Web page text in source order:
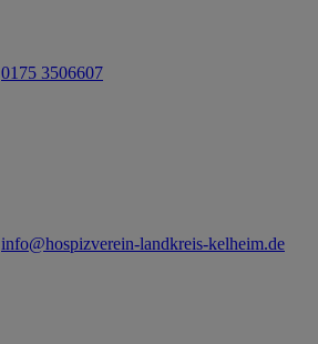
0175 3506607
info@hospizverein-landkreis-kelheim.de